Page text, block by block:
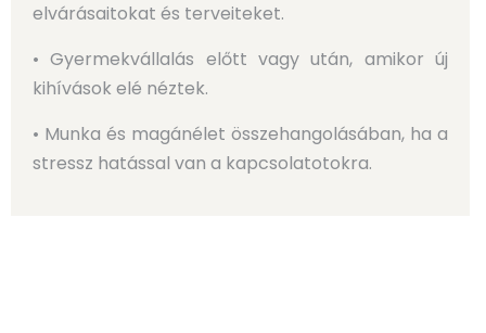
elvárásaitokat és terveiteket.
• Gyermekvállalás előtt vagy után, amikor új
kihívások elé néztek.
• Munka és magánélet összehangolásában, ha a
stressz hatással van a kapcsolatotokra.